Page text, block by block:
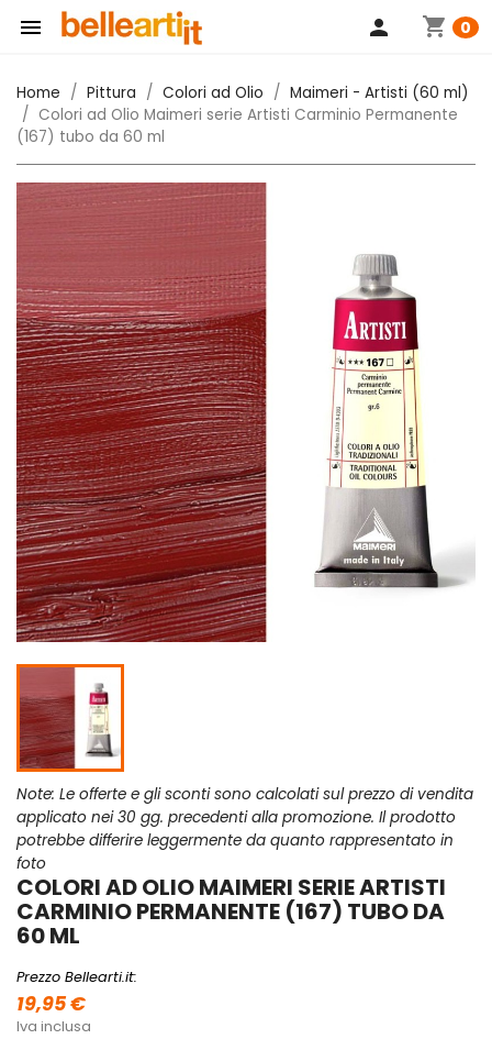
 shopping_cart 0
person
Home Pittura Colori ad Olio
Maimeri - Artisti (60 ml)
Colori ad Olio Maimeri serie Artisti Carminio Permanente
(167) tubo da 60 ml
Note: Le offerte e gli sconti sono calcolati sul prezzo di vendita
applicato nei 30 gg. precedenti alla promozione. Il prodotto
potrebbe differire leggermente da quanto rappresentato in
foto
COLORI AD OLIO MAIMERI SERIE ARTISTI
CARMINIO PERMANENTE (167) TUBO DA
60 ML
Prezzo Bellearti.it:
19,95 €
Iva inclusa